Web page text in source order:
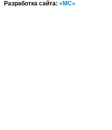
Разработка сайта: «МС»